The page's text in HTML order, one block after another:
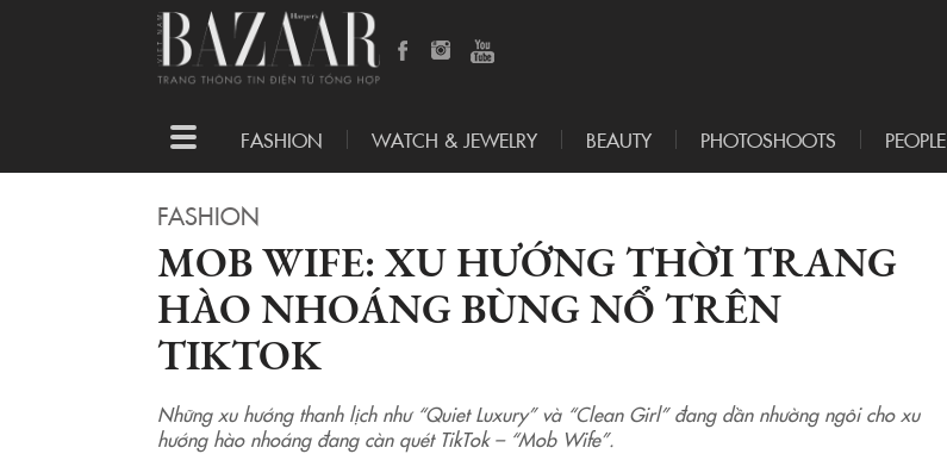
Toggle
navigation
FASHION WATCH & JEWELRY BEAUTY PHOTOSHOOTS PEOPLE
FASHION
MOB WIFE: XU HƯỚNG THỜI TRANG
HÀO NHOÁNG BÙNG NỔ TRÊN
TIKTOK
Những xu hướng thanh lịch như “Quiet Luxury” và “Clean Girl” đang dần nhường ngôi cho xu
hướng hào nhoáng đang càn quét TikTok – “Mob Wife”.